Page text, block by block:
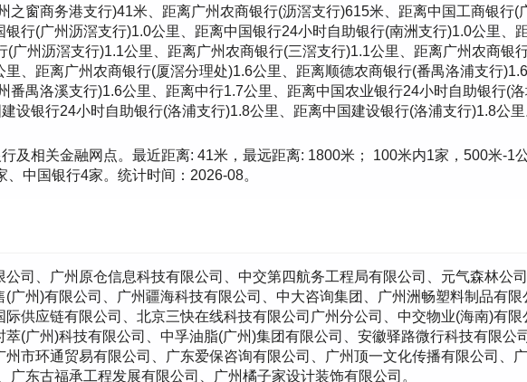
之窗商务港支行)41米、距离广州农商银行(沥滘支行)615米、距离中国工商银行
银行(广州沥滘支行)1.0公里、距离中国银行24小时自助银行(南洲支行)1.0公里、
(广州沥滘支行)1.1公里、距离广州农商银行(三滘支行)1.1公里、距离广州农商银
里、距离广州农商银行(厦滘分理处)1.6公里、距离顺德农商银行(番禺洛浦支行
番禺洛溪支行)1.6公里、距离中行1.7公里、距离中国农业银行24小时自助银行(
设银行24小时自助银行(洛浦支行)1.8公里、距离中国建设银行(洛浦支行)1.8公里
及相关金融网点。最近距离: 41米，最远距离: 1800米； 100米内1家，500米-1
中国银行4家。统计时间：2026-08。
公司、广州原仓信息科技有限公司、中交第四航务工程局有限公司、元气森林公
(广州)有限公司、广州疆海科技有限公司、中大咨询集团、广州洲畅塑料制品有
际供应链有限公司、北京三快在线科技有限公司广州分公司、中交物业(海南)有
萃(广州)科技有限公司、中孚油脂(广州)集团有限公司、安徽驿路微行科技有限
州市环通贸易有限公司、广东爱保咨询有限公司、广州顶一文化传播有限公司、
广东古福承工程发展有限公司、广州橘子家设计装饰有限公司。